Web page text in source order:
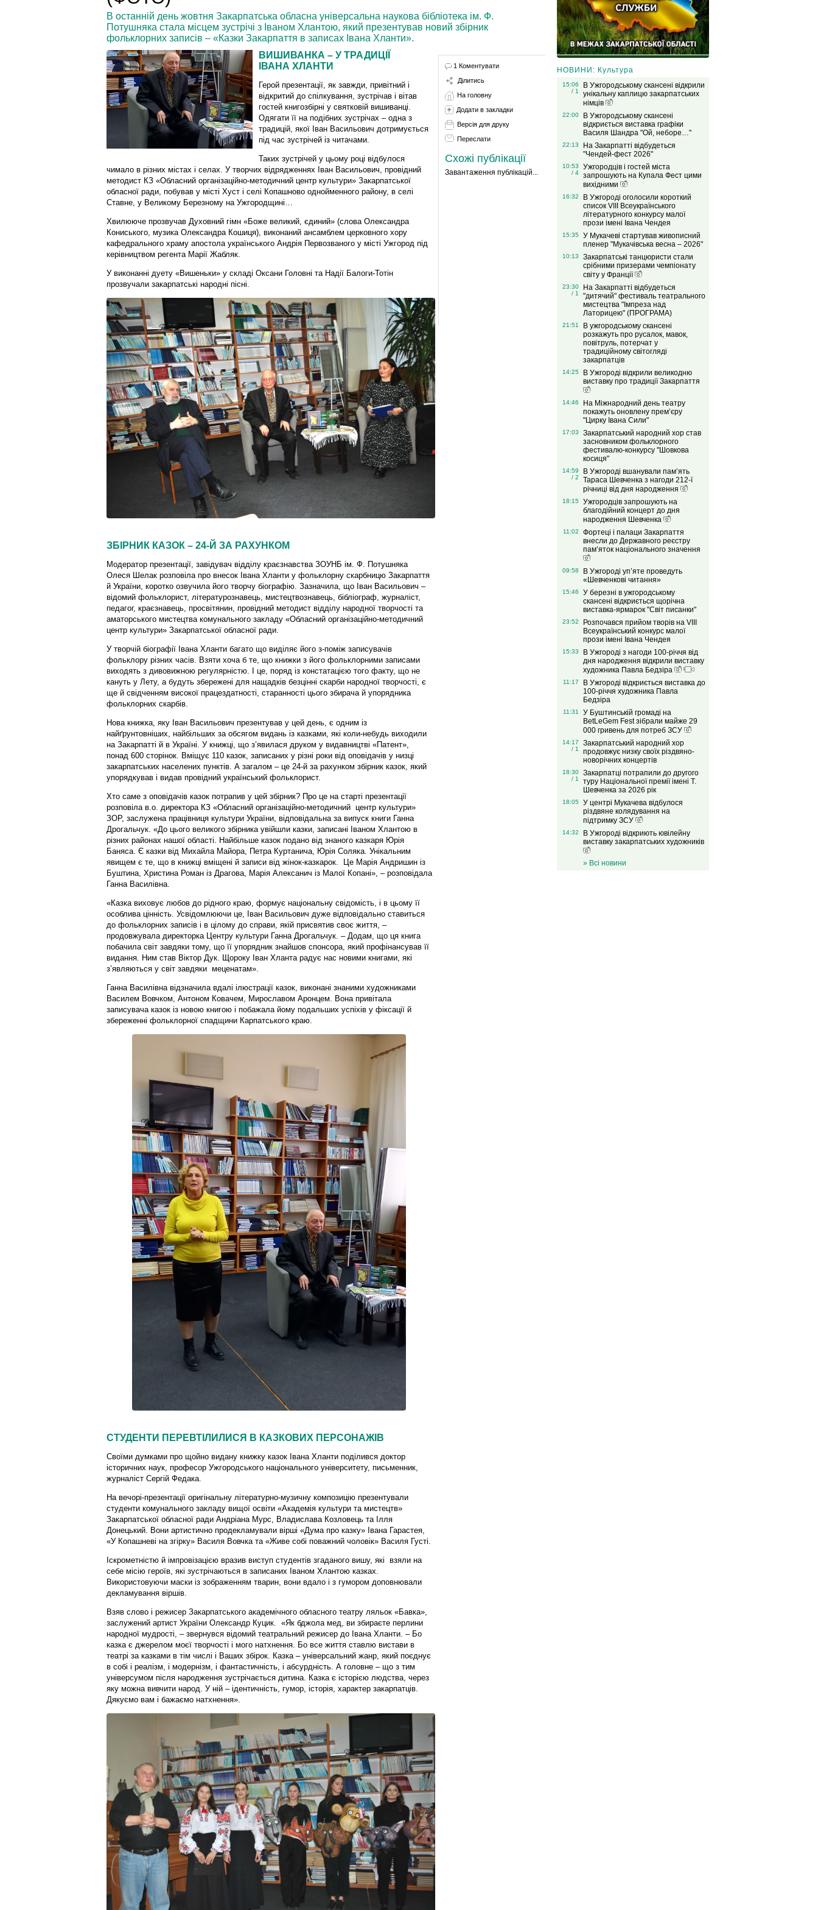
В останній день жовтня Закарпатська обласна універсальна наукова бібліотека ім. Ф.
Потушняка стала місцем зустрічі з Іваном Хлантою, який презентував новий збірник
фольклорних записів – «Казки Закарпаття в записах Івана Хланти».
ВИШИВАНКА – У ТРАДИЦІЇ
ІВАНА ХЛАНТИ
Герой презентації, як завжди, привітний і
відкритий до спілкування, зустрічав і вітав
гостей книгозбірні у святковій вишиванці.
Одягати її на подібних зустрічах – одна з
традицій, якої Іван Васильович дотримується
під час зустрічей із читачами.
Таких зустрічей у цьому році відбулося
чимало в різних містах і селах. У творчих відрядженнях Іван Васильович, провідний
методист КЗ «Обласний організаційно-методичний центр культури» Закарпатської
обласної ради, побував у місті Хуст і селі Копашново однойменного району, в селі
Ставне, у Великому Березному на Ужгородщині…
Хвилююче прозвучав Духовний гімн «Боже великий, єдиний» (слова Олександра
Кониського, музика Олександра Кошиця), виконаний ансамблем церковного хору
кафедрального храму апостола українського Андрія Первозваного у місті Ужгород під
керівництвом регента Марії Жабляк.
У виконанні дуету «Вишеньки» у складі Оксани Головні та Надії Балоги-Тотін
прозвучали закарпатські народні пісні.
ЗБІРНИК КАЗОК – 24-Й ЗА РАХУНКОМ
Модератор презентації, завідувач відділу краєзнавства ЗОУНБ ім. Ф. Потушняка
Олеся Шелак розповіла про внесок Івана Хланти у фольклорну скарбницю Закарпаття
й України, коротко озвучила його творчу біографію. Зазначила, що Іван Васильович –
відомий фольклорист, літературознавець, мистецтвознавець, бібліограф, журналіст,
педагог, краєзнавець, просвітянин, провідний методист відділу народної творчості та
аматорського мистецтва комунального закладу «Обласний організаційно-методичний
центр культури» Закарпатської обласної ради.
У творчій біографії Івана Хланти багато що виділяє його з-поміж записувачів
фольклору різних часів. Взяти хоча б те, що книжки з його фольклорними записами
виходять з дивовижною регулярністю. І це, поряд із констатацією того факту, що не
кануть у Лету, а будуть збережені для нащадків безцінні скарби народної творчості, є
ще й свідченням високої працездатності, старанності цього збирача й упорядника
фольклорних скарбів.
Нова книжка, яку Іван Васильович презентував у цей день, є одним із
найґрунтовніших, найбільших за обсягом видань із казками, які коли-небудь виходили
на Закарпатті й в Україні. У книжці, що з’явилася друком у видавництві «Патент»,
понад 600 сторінок. Вміщує 110 казок, записаних у різні роки від оповідачів у низці
закарпатських населених пунктів. А загалом – це 24-й за рахунком збірник казок, який
упорядкував і видав провідний український фольклорист.
Хто саме з оповідачів казок потрапив у цей збірник? Про це на старті презентації
розповіла в.о. директора КЗ «Обласний організаційно-методичний центр культури»
ЗОР, заслужена працівниця культури України, відповідальна за випуск книги Ганна
Дрогальчук. «До цього великого збірника увійшли казки, записані Іваном Хлантою в
різних районах нашої області. Найбільше казок подано від знаного казкаря Юрія
Баняса. Є казки від Михайла Майора, Петра Куртанича, Юрія Соляка. Унікальним
явищем є те, що в книжці вміщені й записи від жінок-казкарок. Це Марія Андришин із
Буштина, Христина Роман із Драгова, Марія Алексанич із Малої Копані», – розповідала
Ганна Василівна.
«Казка виховує любов до рідного краю, формує національну свідомість, і в цьому її
особлива цінність. Усвідомлюючи це, Іван Васильович дуже відповідально ставиться
до фольклорних записів і в цілому до справи, якій присвятив своє життя, –
продовжувала директорка Центру культури Ганна Дрогальчук. – Додам, що ця книга
побачила світ завдяки тому, що її упорядник знайшов спонсора, який профінансував її
видання. Ним став Віктор Дук. Щороку Іван Хланта радує нас новими книгами, які
з’являються у світ завдяки меценатам».
Ганна Василівна відзначила вдалі ілюстрації казок, виконані знаними художниками
Василем Вовчком, Антоном Ковачем, Мирославом Аронцем. Вона привітала
записувача казок із новою книгою і побажала йому подальших успіхів у фіксації й
збереженні фольклорної спадщини Карпатського краю.
СТУДЕНТИ ПЕРЕВТІЛИЛИСЯ В КАЗКОВИХ ПЕРСОНАЖІВ
Своїми думками про щойно видану книжку казок Івана Хланти поділився доктор
історичних наук, професор Ужгородського національного університету, письменник,
журналіст Сергій Федака.
На вечорі-презентації оригінальну літературно-музичну композицію презентували
студенти комунального закладу вищої освіти «Академія культури та мистецтв»
Закарпатської обласної ради Андріана Мурс, Владислава Козловець та Ілля
Донецький. Вони артистично продекламували вірші «Дума про казку» Івана Гарастея,
«У Копашневі на згірку» Василя Вовчка та «Живе собі поважний чоловік» Василя Густі.
Іскрометністю й імпровізацією вразив виступ студентів згаданого вишу, які взяли на
себе місію героїв, які зустрічаються в записаних Іваном Хлантою казках.
Використовуючи маски із зображенням тварин, вони вдало і з гумором доповнювали
декламування віршів.
Взяв слово і режисер Закарпатського академічного обласного театру ляльок «Бавка»,
заслужений артист України Олександр Куцик. «Як бджола мед, ви збираєте перлини
народної мудрості, – звернувся відомий театральний режисер до Івана Хланти. – Бо
казка є джерелом моєї творчості і мого натхнення. Бо все життя ставлю вистави в
театрі за казками в тім числі і Ваших збірок. Казка – універсальний жанр, який поєднує
в собі і реалізм, і модернізм, і фантастичність, і абсурдність. А головне – що з тим
універсумом після народження зустрічається дитина. Казка є історією людства, через
яку можна вивчити народ. У ній – ідентичність, гумор, історія, характер закарпатців.
Дякуємо вам і бажаємо натхнення».
1 Коментувати
Ділитись
На головну
Додати в закладки
Версія для друку
Переслати
Схожі публікації
Завантаження публікацій...
НОВИНИ: Культура
15:06
/ 1
В Ужгородському скансені відкрили
унікальну каплицю закарпатських
німців
22:00
В Ужгородському скансені
відкриється виставка графіки
Василя Шандра "Ой, неборе…"
22:13
На Закарпатті відбудеться
"Чендей-фест 2026"
10:53
/ 4
Ужгородців і гостей міста
запрошують на Купала Фест цими
вихідними
16:32
В Ужгороді оголосили короткий
список VIІІ Всеукраїнського
літературного конкурсу малої
прози імені Івана Чендея
15:35
У Мукачеві стартував живописний
пленер "Мукачівська весна – 2026"
10:13
Закарпатські танцюристи стали
срібними призерами чемпіонату
світу у Франції
23:30
/ 1
На Закарпатті відбудеться
"дитячий" фестиваль театрального
мистецтва "Імпреза над
Латорицею" (ПРОГРАМА)
21:51
В ужгородському скансені
розкажуть про русалок, мавок,
повітруль, потерчат у
традиційному світогляді
закарпатців
14:25
В Ужгороді відкрили великодню
виставку про традиції Закарпаття
14:46
На Міжнародний день театру
покажуть оновлену прем’єру
"Цирку Івана Сили"
17:03
Закарпатський народний хор став
засновником фольклорного
фестивалю-конкурсу "Шовкова
косиця"
14:59
/ 2
В Ужгороді вшанували пам’ять
Тараса Шевченка з нагоди 212-ї
річниці від дня народження
18:15
Ужгородців запрошують на
благодійний концерт до дня
народження Шевченка
11:02
Фортеці і палаци Закарпаття
внесли до Державного реєстру
пам’яток національного значення
09:58
В Ужгороді уп’яте проведуть
«Шевченкові читання»
15:46
У березні в ужгородському
скансені відкриється щорічна
виставка-ярмарок "Світ писанки"
23:52
Розпочався прийом творів на VІIІ
Всеукраїнський конкурс малої
прози імені Івана Чендея
15:33
В Ужгороді з нагоди 100-річчя від
дня народження відкрили виставку
художника Павла Бедзіра
11:17
В Ужгороді відкриється виставка до
100-річчя художника Павла
Бедзіра
11:31
У Буштинській громаді на
BetLeGem Fest зібрали майже 29
000 гривень для потреб ЗСУ
14:17
/ 1
Закарпатський народний хор
продовжує низку своїх різдвяно-
новорічних концертів
18:30
/ 1
Закарпатці потрапили до другого
туру Національної премії імені Т.
Шевченка за 2026 рік
18:05
У центрі Мукачева відбулося
різдвяне колядування на
підтримку ЗСУ
14:32
В Ужгороді відкриють ювілейну
виставку закарпатських художників
» Всі новини